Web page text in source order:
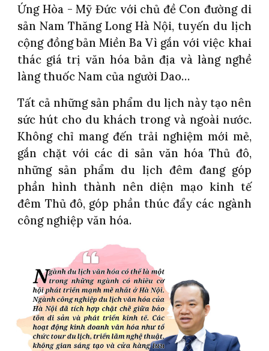
Ứng Hòa - Mỹ Đức với chủ đề Con đường di
sản Nam Thăng Long Hà Nội, tuyến du lịch
cộng đồng bản Miền Ba Vì gắn với việc khai
thác giá trị văn hóa bản địa và làng nghề
làng thuốc Nam của người Dao…
Tất cả những sản phẩm du lịch này tạo nên
sức hút cho du khách trong và ngoài nước.
Không chỉ mang đến trải nghiệm mới mẻ,
gắn chặt với các di sản văn hóa Thủ đô,
những sản phẩm du lịch đêm đang góp
phần hình thành nên diện mạo kinh tế
đêm Thủ đô, góp phần thúc đẩy các ngành
công nghiệp văn hóa.